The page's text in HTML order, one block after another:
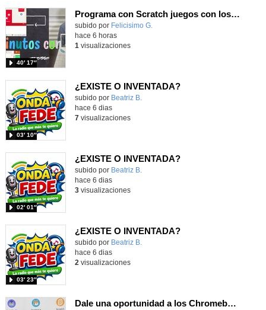
Programa con Scratch juegos con los partidos del mundial 2026 ganados por España
Contenido educativo.
subido por Felicisimo G.
40′ 17″
hace 6 horas
1 visualizaciones
¿EXISTE O INVENTADA?
Contenido educativo.
subido por Beatriz B.
03′ 10″
hace 6 dias
7visualizaciones
¿EXISTE O INVENTADA?
Contenido educativo.
subido por Beatriz B.
02′ 01″
hace 6 dias
3visualizaciones
¿EXISTE O INVENTADA?
Contenido educativo.
subido por Beatriz B.
03′ 23″
hace 6 dias
2 visualizaciones
Dale una oportunidad a los Chromebooks y utiliza un proyector para realizar talleres si no tienes pantallas táctiles